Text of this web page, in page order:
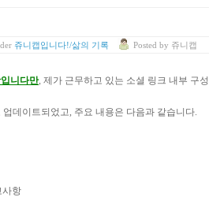
쥬니캡입니다!/삶의 기록 Posted by 쥬니캡
니다만, 제가 근무하고 있는 소셜 링크 내부 구
데이트되었고, 주요 내용은 다음과 같습니다.
사항